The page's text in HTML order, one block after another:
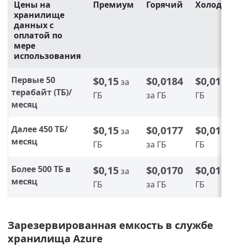
Цены на
хранилище
данных с
оплатой по
мере
использования
Премиум Горячий
Первые 50
терабайт (ТБ)/
месяц
$0,15за
ГБ
$0,0184
за ГБ
$0,01
ГБ
Далее 450 ТБ/
месяц
$0,15за
ГБ
$0,0177
за ГБ
$0,01
ГБ
Более 500 ТБ в
месяц
$0,15за
ГБ
$0,0170
за ГБ
$0,01
ГБ
Зарезервированная емкость в службе
хранилища Azure